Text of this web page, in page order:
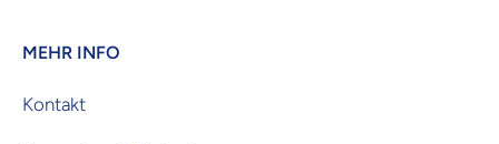
MEHR INFO
Kontakt